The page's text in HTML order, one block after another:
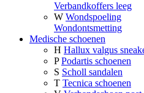
Verbandkoffers leeg
W Wondspoeling
Wondontsmetting
Medische schoenen
H Hallux valgus
P Podartis schoenen
S Scholl sandalen
T Tecnica schoenen